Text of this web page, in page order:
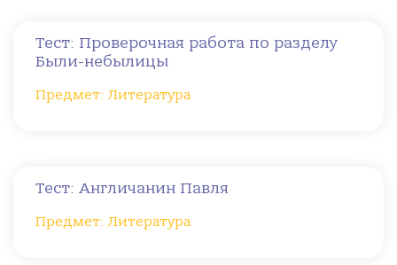
Тест: Проверочная работа по разделу
Были-небылицы
Предмет: Литература
Тест: Англичанин Павля
Предмет: Литература